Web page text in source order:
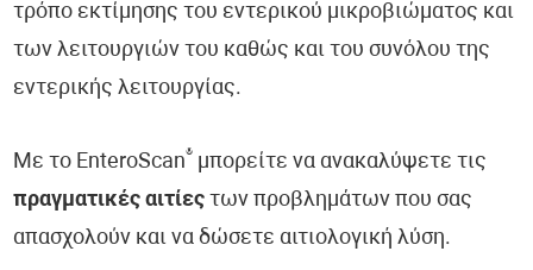
τρόπο εκτίμησης του εντερικού μικροβιώματος και
των λειτουργιών του καθώς και του συνόλου της
εντερικής λειτουργίας.
Με το EnteroScan® μπορείτε να ανακαλύψετε τις
πραγματικές αιτίες των προβλημάτων που σας
απασχολούν και να δώσετε αιτιολογική λύση.